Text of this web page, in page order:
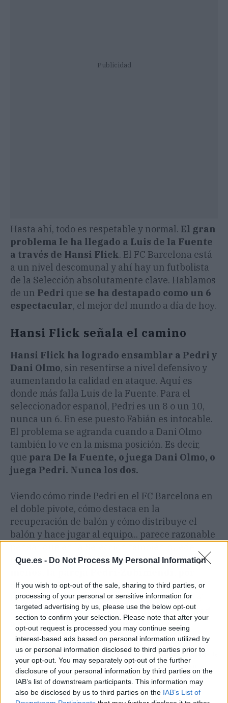
Que.es - Do Not Process My Personal Information
If you wish to opt-out of the sale, sharing to third parties, or
processing of your personal or sensitive information for
targeted advertising by us, please use the below opt-out
section to confirm your selection. Please note that after your
opt-out request is processed you may continue seeing
interest-based ads based on personal information utilized by
us or personal information disclosed to third parties prior to
your opt-out. You may separately opt-out of the further
disclosure of your personal information by third parties on the
IAB’s list of downstream participants. This information may
also be disclosed by us to third parties on the IAB’s List of
Publicidad
Hasta ahí, todo es respetable y normal. El gran
problema le ha llegado a Luis de la Fuente
a través de Hansi Flick. El FC Barcelona está
a un nivel descomunal y ahí hay un futbolista
de la Selección absolutamente clave. Hablamos
de un Pedri que se ha destapado como un 6
espectacular, el mejor del mundo a día de hoy.
Hansi Flick señala el camino
Hansi Flick ha logrado ensamblar a Pedri y
Dani Olmo, sin resentirse a nivel defensivo y
aumentando la calidad en ataque. Aquí es
donde más falla Luis de la Fuente. Para el
seleccionador español, Pedri es un 8 o un 10,
nunca un 6. En ese puesto Fabián es intocable.
El problema se agranda cuando a Dani Olmo
también lo ve en la misma posición. Es decir,
que para De la Fuente, o juega Dani Olmo, o
juega Pedri. Nunca los dos.
Viendo cómo rinde Pedri en el FC Barcelona en
el doble pivote, cómo destaca en la
recuperación de balón y cómo distribuye el
balón y hace jugar al equipo... parece razonable
trasladar este nivel.Habría que probar, al
detrás de Dani Olmo.Sin desmerecer a
Fabián, que es muy bueno, podría suponer el
clic definitivo para sercandidatos de verdad
a ganar el próximo mundial
Artículo anterior
La presión asfixiante de
Ernesto Valverde en el
Artículo siguiente
condición dolorosa al